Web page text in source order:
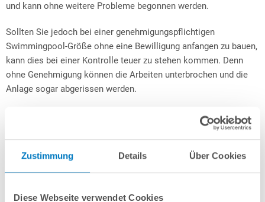
Zustimmung Details Über Cookies
Diese Webseite verwendet Cookies
und kann ohne weitere Probleme begonnen werden.
Sollten Sie jedoch bei einer genehmigungspflichtigen
Swimmingpool-Größe ohne eine Bewilligung anfangen zu bauen,
kann dies bei einer Kontrolle teuer zu stehen kommen. Denn
ohne Genehmigung können die Arbeiten unterbrochen und die
Anlage sogar abgerissen werden.
Verordnungen für die Montage eines Außenpools
In den meisten deutschen Bundesländern ist
eine Baugenehmigung für einen Pool erst
einem
Wasservolumen von100 Kubikmetern